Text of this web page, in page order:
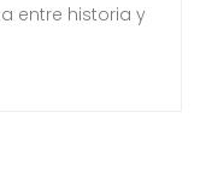
entre historia y